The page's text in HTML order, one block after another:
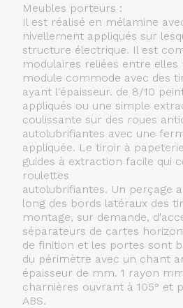
Meubles porteurs :
Il est réalisé en mélamine
nivellement appliqués sur
structure électrique. Il est
modulaires reliées entre elles
module commode avec des
ayant l'épaisseur. de 8/10
appliqués ou une simple
coulissante sur des roues
autolubrifiantes avec une
appliquée. Le tiroir à
guides à extraction facile qui
roulettes
autolubrifiantes. Un perçage
long des bords latéraux des
montage, sur demande,
séparateurs de cartes
de finition et les portes sont
du périmètre avec un chant
épaisseur de mm. 1 rayon
charnières ouvrant à 105° et
ABS.